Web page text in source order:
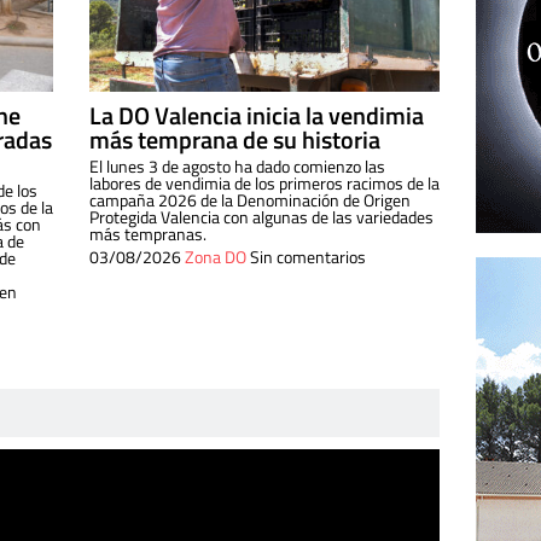
los
de la
con
de
La DO Valencia inicia la vendimia
más temprana de su historia
El lunes 3 de agosto ha dado comienzo las
labores de vendimia de los primeros racimos de la
campaña 2026 de la Denominación de Origen
Protegida Valencia con algunas de las variedades
más tempranas.
03/08/2026Zona DOSin comentarios